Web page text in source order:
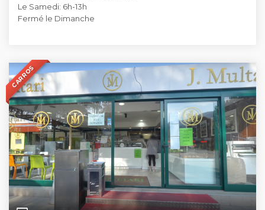
Le Samedi: 6h-13h
Fermé le Dimanche
CARROS